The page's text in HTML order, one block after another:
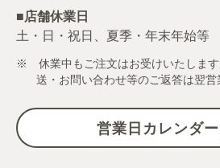
■店舗休業日
土・日・祝日、夏季・年末年始等
※ 休業中もご注文はお受けいたします
送・お問い合わせ等のご返答は翌営
営業日カレンダ